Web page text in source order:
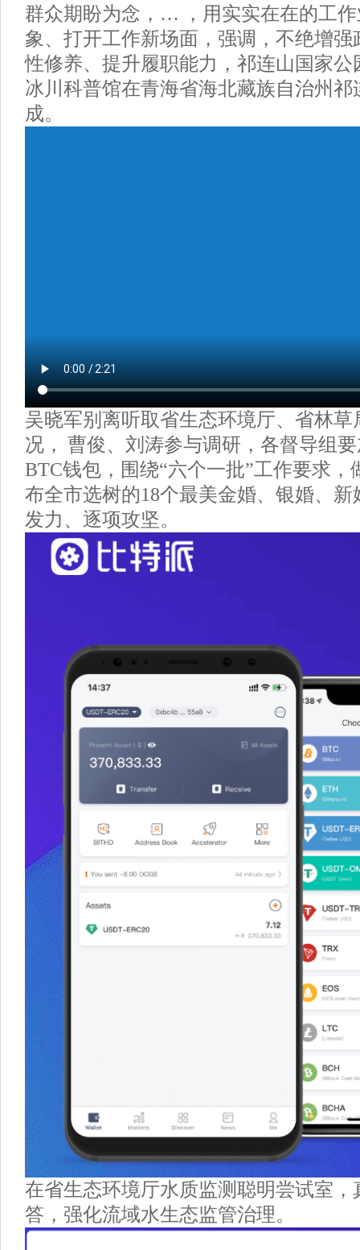
群众期盼为念，… ，用实实在在的工
象、打开工作新场面，强调，不绝增
性修养、提升履职能力，祁连山国家公
冰川科普馆在青海省海北藏族自治州祁
成。
吴晓军别离听取省生态环境厅、省林
况， 曹俊、刘涛参与调研，各督导组
BTC钱包，围绕“六个一批”工作要求，
布全市选树的18个最美金婚、银婚、
发力、逐项攻坚。
在省生态环境厅水质监测聪明尝试室，
答，强化流域水生态监管治理。